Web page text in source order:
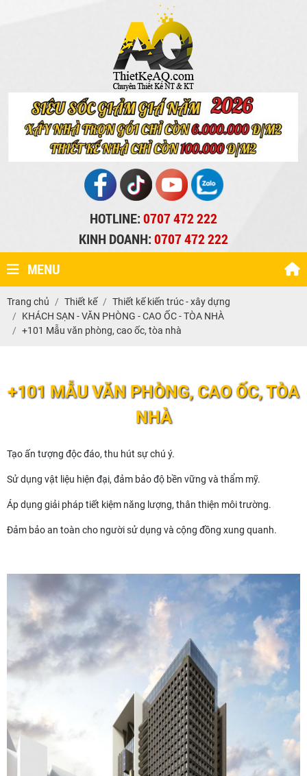
HOTLINE:0707 472 222
KINH DOANH:0707 472 222
MENU
Trang chủ Thiết kế
Thiết kế kiến trúc - xây dựng
KHÁCH SẠN - VĂN PHÒNG - CAO ỐC - TÒA NHÀ
+101 Mẫu văn phòng, cao ốc, tòa nhà
+101 MẪU VĂN PHÒNG, CAO ỐC, TÒA
NHÀ
Tạo ấn tượng độc đáo, thu hút sự chú ý.
Sử dụng vật liệu hiện đại, đảm bảo độ bền vững và thẩm mỹ.
Áp dụng giải pháp tiết kiệm năng lượng, thân thiện môi trường.
Đảm bảo an toàn cho người sử dụng và cộng đồng xung quanh.